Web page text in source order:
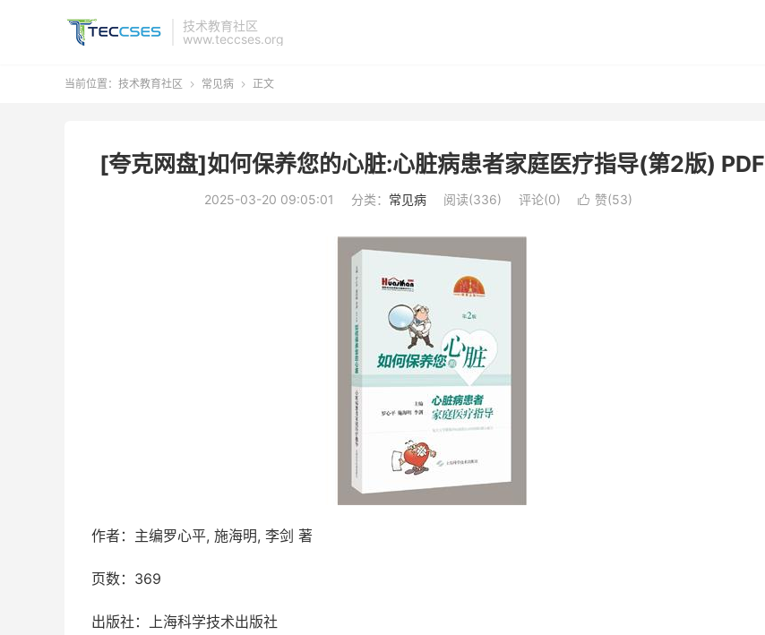
技术教育社区
www.teccses.org
当前位置： 技术教育社区  常见病  正文
[夸克网盘]如何保养您的心脏:心脏病患者家庭医疗指导(第2版) PDF
2025-03-20 09:05:01 分类： 常见病 阅读(336) 评论(0)  赞(53)
作者：主编罗心平, 施海明, 李剑 著
页数：369
出版社：上海科学技术出版社